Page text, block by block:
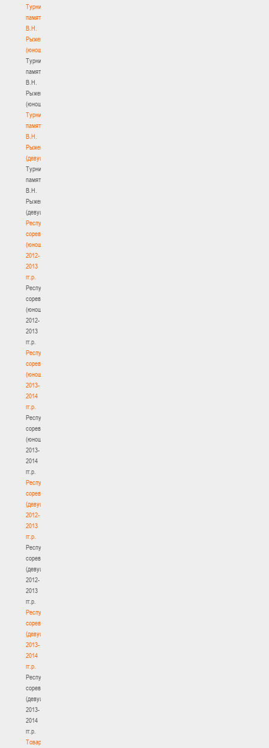
Турнир
памяти
В.Н.
Рыженкова
(юноши)
Турнир
памяти
В.Н.
Рыженкова
(юноши)
Турнир
памяти
В.Н.
Рыженкова
(девушки)
Турнир
памяти
В.Н.
Рыженкова
(девушки)
Республиканские
соревнования
(юноши)
2012-
2013
гг.р.
Республиканские
соревнования
(юноши)
2012-
2013
гг.р.
Республиканские
соревнования
(юноши)
2013-
2014
гг.р.
Республиканские
соревнования
(юноши)
2013-
2014
гг.р.
Республиканские
соревнования
(девушки)
2012-
2013
гг.р.
Республиканские
соревнования
(девушки)
2012-
2013
гг.р.
Республиканские
соревнования
(девушки)
2013-
2014
гг.р.
Республиканские
соревнования
(девушки)
2013-
2014
гг.р.
Товарищеские